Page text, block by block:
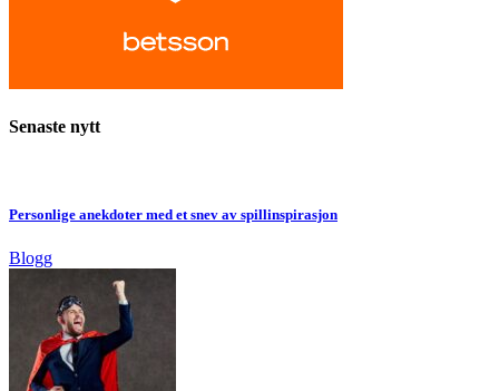
Senaste nytt
Personlige anekdoter med et snev av spillinspirasjon
Blogg